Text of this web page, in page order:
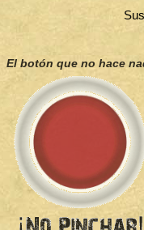
El botón que no hace